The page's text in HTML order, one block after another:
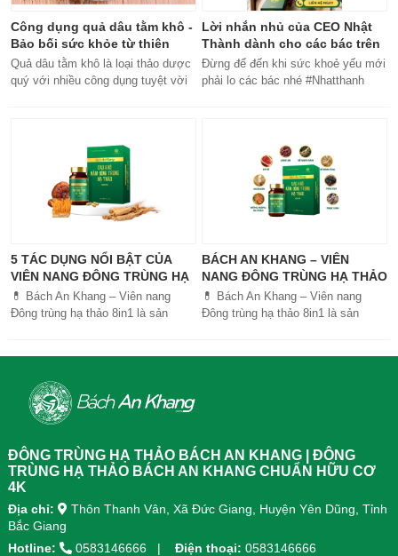
Công dụng quả dâu tằm khô -
Bảo bối sức khỏe từ thiên
nhiên
Quả dâu tằm khô là loại thảo dược
quý với nhiều công dụng tuyệt vời
Lời nhắn nhủ của CEO Nhật
Thành dành cho các bác trên
50 tuổi
Đừng để đến khi sức khoẻ yếu mới
phải lo các bác nhé #Nhatthanh
#khoetubentrong #nhatthanhbak
5 TÁC DỤNG NỔI BẬT CỦA
VIÊN NANG ĐÔNG TRÙNG HẠ
THẢO BÁCH AN KHANG
💊 Bách An Khang – Viên nang
Đông trùng hạ thảo 8in1 là sản
tiêu hóa, ngủ ngon, giảm mệt mỏi.
Sản phẩm được sản xuất tại nhà
máy đạt chuẩn GMP, sử dụng công
giúp hấp thu nhanh và hiệu quả
hơn.
BÁCH AN KHANG – VIÊN
NANG ĐÔNG TRÙNG HẠ THẢO
8IN1: GIẢI PHÁP SỨC KHỎE
TOÀN DIỆN
💊 Bách An Khang – Viên nang
Đông trùng hạ thảo 8in1 là sản
ĐÔNG TRÙNG HẠ THẢO BÁCH AN KHANG | ĐÔNG
TRÙNG HẠ THẢO BÁCH AN KHANG CHUẨN HỮU CƠ
4K
Địa chỉ:
Thôn Thanh Vân, Xã Đức Giang, Huyện Yên Dũng, Tỉnh
Bắc Giang
Hotline:
0583146666 Điện thoại: 0583146666